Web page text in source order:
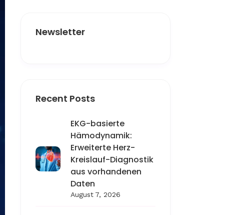
Newsletter
Recent Posts
EKG-basierte
Hämodynamik:
Erweiterte Herz-
Kreislauf-Diagnostik
aus vorhandenen
Daten
August 7, 2026